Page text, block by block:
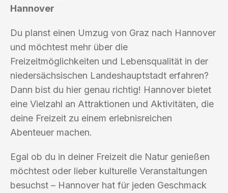
Hannover
Du planst einen Umzug von Graz nach Hannover
und möchtest mehr über die
Freizeitmöglichkeiten und Lebensqualität in der
niedersächsischen Landeshauptstadt erfahren?
Dann bist du hier genau richtig! Hannover bietet
eine Vielzahl an Attraktionen und Aktivitäten, die
deine Freizeit zu einem erlebnisreichen
Abenteuer machen.
Egal ob du in deiner Freizeit die Natur genießen
möchtest oder lieber kulturelle Veranstaltungen
besuchst – Hannover hat für jeden Geschmack